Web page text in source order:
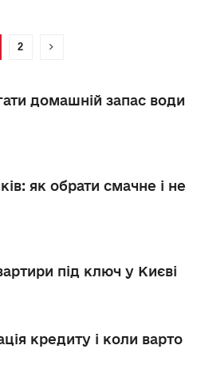
2
домашній запас води
як обрати смачне і не
під ключ у Києві
кредиту і коли варто